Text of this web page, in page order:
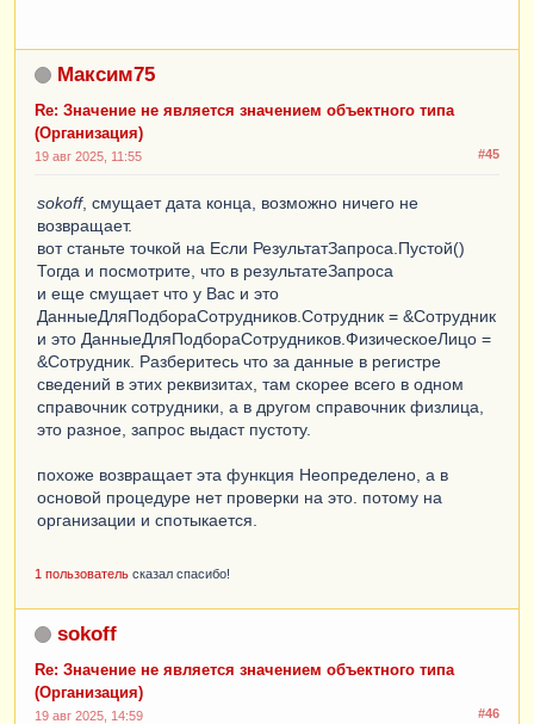
Максим75
Re: Значение не является значением объектного типа
(Организация)
#45
19 авг 2025, 11:55
sokoff, смущает дата конца, возможно ничего не
возвращает.
вот станьте точкой на Если РезультатЗапроса.Пустой()
Тогда и посмотрите, что в результатеЗапроса
и еще смущает что у Вас и это
ДанныеДляПодбораСотрудников.Сотрудник = &Сотрудник
и это ДанныеДляПодбораСотрудников.ФизическоеЛицо =
&Сотрудник. Разберитесь что за данные в регистре
сведений в этих реквизитах, там скорее всего в одном
справочник сотрудники, а в другом справочник физлица,
это разное, запрос выдаст пустоту.
похоже возвращает эта функция Неопределено, а в
основой процедуре нет проверки на это. потому на
организации и спотыкается.
1 пользователь сказал спасибо!
sokoff
Re: Значение не является значением объектного типа
(Организация)
#46
19 авг 2025, 14:59